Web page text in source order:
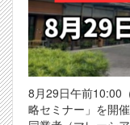
8月29日午前10:00
略セミナー」を開